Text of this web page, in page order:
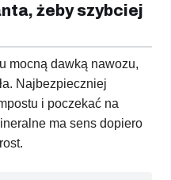
żeby szybciej
mocną dawką nawozu,
Najbezpieczniej
i poczekać na
ma sens dopiero